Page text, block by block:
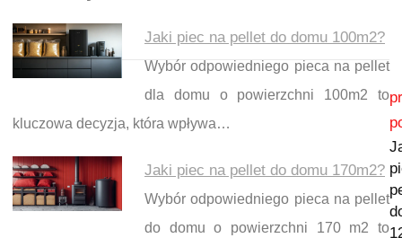
Jaki piec na pellet do domu 100m2?
Wybór odpowiedniego pieca na pellet
dla domu o powierzchni 100m2 to
kluczowa decyzja, która wpływa…
Jaki piec na pellet do domu 170m2?
Wybór odpowiedniego pieca na pellet
do domu o powierzchni 170 m2 to
Nawigacja wpisu